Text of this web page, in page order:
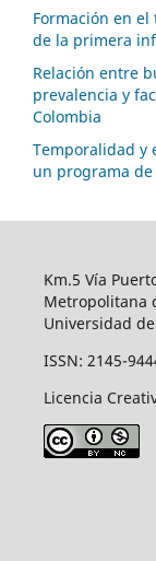
Formación en
de la primera
Relación entre
prevalencia y
Colombia
Temporalidad y
un programa
Km.5 Vía
Metropolitana
Universidad
ISSN: 2145-
Licencia